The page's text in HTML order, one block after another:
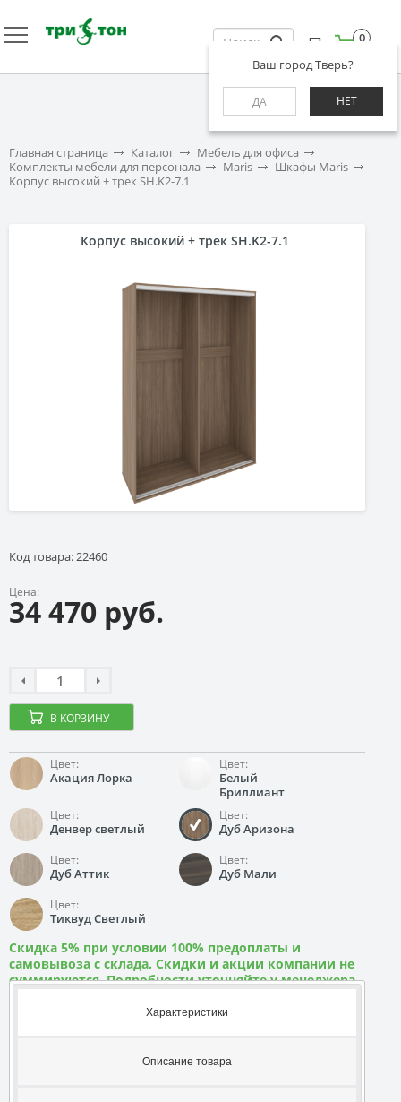
Ваш город Тверь?
ДА НЕТ
0
Главная страница Каталог
Мебель для офиса
Комплекты мебели для персонала
Maris
Шкафы Maris
Корпус высокий + трек SH.K2-7.1
Корпус высокий + трек SH.K2-7.1
Код товара: 22460
Цена:
34 470 руб.
В КОРЗИНУ
Цвет:
Акация Лорка
Цвет:
Белый
Бриллиант
Цвет:
Денвер светлый
Цвет:
Дуб Аризона
Цвет:
Дуб Аттик
Цвет:
Дуб Мали
Цвет:
Тиквуд Светлый
Скидка 5% при условии 100% предоплаты и
самовывоза с склада. Скидки и акции компании не
суммируются. Подробности уточняйте у менеджера
Характеристики
Описание товара